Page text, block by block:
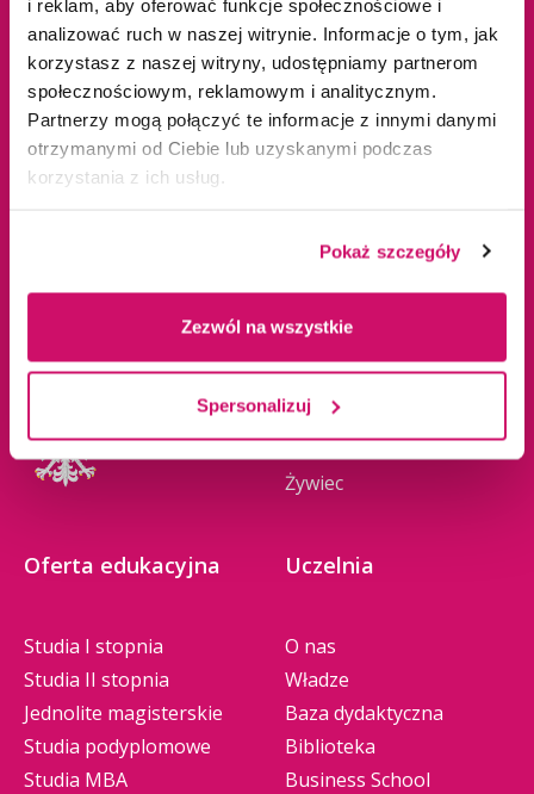
i reklam, aby oferować funkcje społecznościowe i
analizować ruch w naszej witrynie. Informacje o tym, jak
korzystasz z naszej witryny, udostępniamy partnerom
społecznościowym, reklamowym i analitycznym.
Partnerzy mogą połączyć te informacje z innymi danymi
otrzymanymi od Ciebie lub uzyskanymi podczas
korzystania z ich usług.
Pokaż szczegóły
Zezwól na wszystkie
Spersonalizuj
Dane adresowe
ul. Cieplaka 1C
41-300 Dąbrowa
NIP: 629-10-88-993
Kampusy
Cieszyn
Jaworzno
Kraków
Tychy
Warszawa
Zawiercie
Żywiec
Oferta edukacyjna
Studia I stopnia
Studia II stopnia
Jednolite magisterskie
Studia podyplomowe
Studia MBA
Uczelnia
O nas
Władze
Baza dydaktyczna
Biblioteka
Business School